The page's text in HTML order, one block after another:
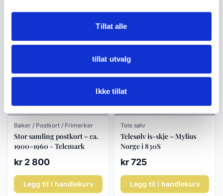
Tillat alle
tillat utvalg
Ikke tillat
Bøker / Postkort / Frimerker
Stor samling postkort – ca.
1900–1960 - Telemark
kr 2 800
Legg til i handlekurv
Tele sølv
Telesølv is-skje – Mylius
Norge i 830S
kr 725
Legg til i handlekurv